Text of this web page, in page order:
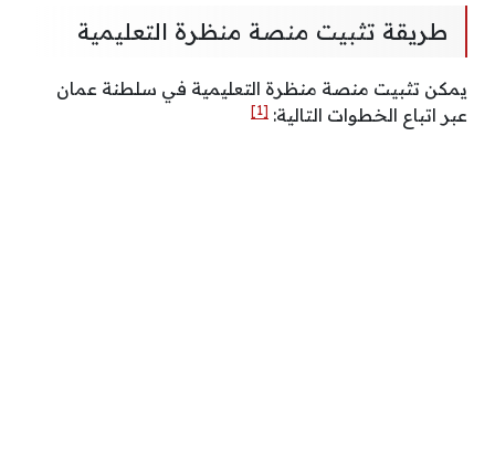
طريقة تثبيت منصة منظرة التعليمية
يمكن تثبيت منصة منظرة التعليمية في سلطنة عمان
عبر اتباع الخطوات التالية: [1]